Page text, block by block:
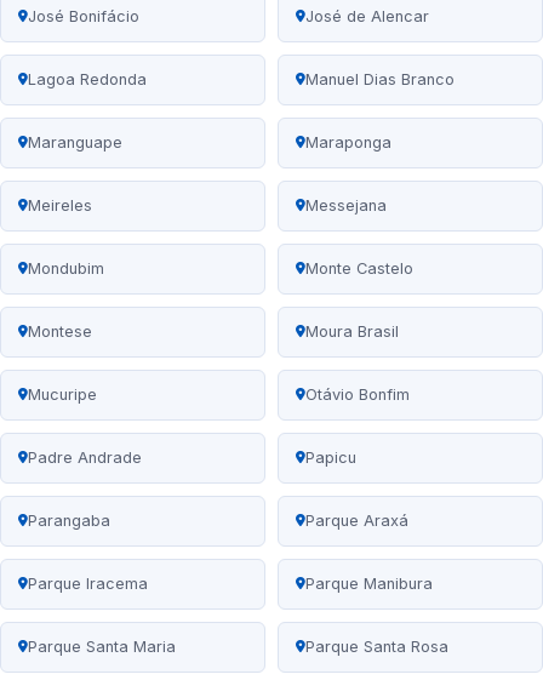
José Bonifácio José de Alencar
Lagoa Redonda Manuel Dias Branco
Maranguape Maraponga
Meireles Messejana
Mondubim Monte Castelo
Montese Moura Brasil
Mucuripe Otávio Bonfim
Padre Andrade Papicu
Parangaba Parque Araxá
Parque Iracema Parque Manibura
Parque Santa Maria Parque Santa Rosa